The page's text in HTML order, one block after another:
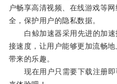
户畅享高清视频、在线游戏等
全，保护用户的隐私数据。
白鲸加速器采用先进的加速
接速度，让用户能够更加流畅
带来的乐趣。
现在用户只需要下载注册即